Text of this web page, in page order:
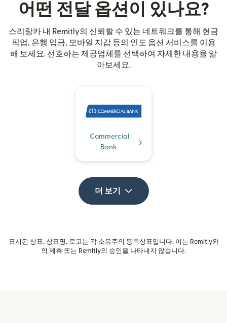
어떤 전달 옵션이 있나요?
스리랑카 내 Remitly의 신뢰할 수 있는 네트워크를 통해 현금
픽업, 은행 입금, 모바일 지갑 등의 인도 옵션 서비스를 이용
해 보세요. 선호하는 제공업체를 선택하여 자세한 내용을 알
아보세요.
Commercial
Bank
더 보기
표시된 상표, 상표명, 로고는 각 소유주의 등록상표입니다. 이는 Remitly와
의 제휴 또는 Remitly의 승인을 나타내지 않습니다.